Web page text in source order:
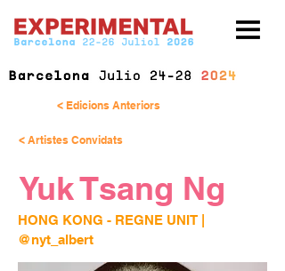
< Edicions Anteriors
< Artistes Convidats
Yuk Tsang Ng
HONG KONG - REGNE UNIT |
@nyt_albert